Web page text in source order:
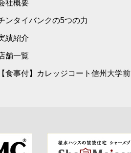
社概要
ンタイバンクの5つの力
績紹介
舗一覧
【食事付】カレッジコート信州大学前